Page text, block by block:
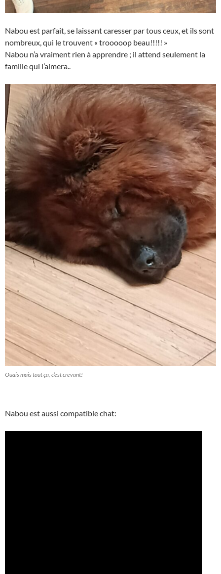
Nabou est parfait, se laissant caresser par tous ceux, et ils sont
nombreux, qui le trouvent « trooooop beau!!!!! »
Nabou n’a vraiment rien à apprendre ; il attend seulement la
famille qui l’aimera..
Ouais mais tout ça, c’est crevant!
Nabou est aussi compatible chat: